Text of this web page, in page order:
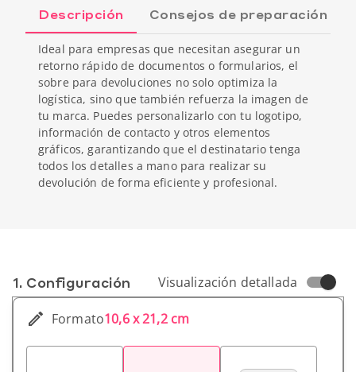
Descripción Consejos de preparación
Ideal para empresas que necesitan asegurar un
retorno rápido de documentos o formularios, el
sobre para devoluciones no solo optimiza la
logística, sino que también refuerza la imagen de
tu marca. Puedes personalizarlo con tu logotipo,
información de contacto y otros elementos
gráficos, garantizando que el destinatario tenga
todos los detalles a mano para realizar su
devolución de forma eficiente y profesional.
1. Conf­iguración Visualización detallada
Formato10,6 x 21,2 cm